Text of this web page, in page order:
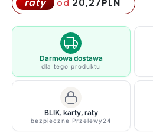
ArtDeco
do
eleganckiej
jadalni
raty od
Darmowa dostawa
dla tego produktu
BLIK, karty, raty
bezpieczne Przelewy24